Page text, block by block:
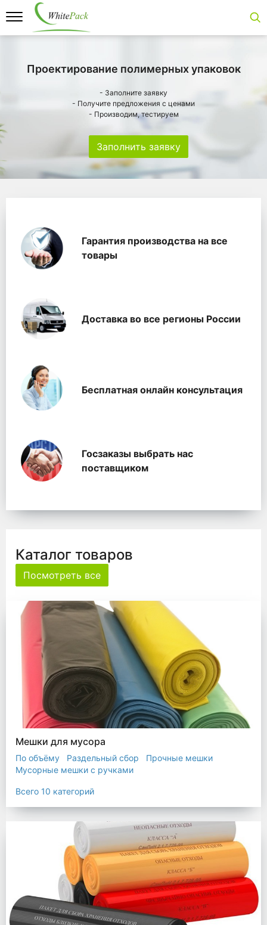
Проектирование полимерных упаковок
- Заполните заявку
- Получите предложения с ценами
- Производим, тестируем
Заполнить заявку
WhitePackГарантия производства на все
товары
Доставка во все регионы России
Бесплатная онлайн консультация
Госзаказы выбрать нас
поставщиком
Каталог товаров
Посмотреть все
Мешки для мусора
По объёму Раздельный сбор
Прочные мешки
Мусорные мешки с ручками
Прозрачные мешки
Мешки строительные
Мешок для листьев
Всего 10 категорий